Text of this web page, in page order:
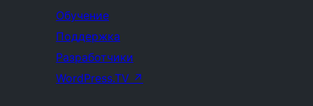
Обучение
Поддержка
Разработчики
WordPress.TV ↗